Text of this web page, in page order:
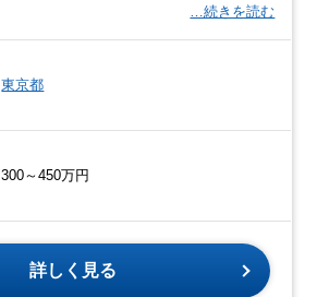
…続きを読む
東京都
300～450万円
詳しく見る